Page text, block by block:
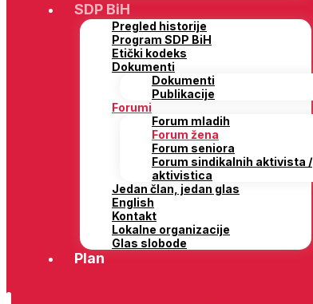
SDP BiH
Pregled historije
Program SDP BiH
Etički kodeks
Dokumenti
Dokumenti
Publikacije
Forumi
Forum mladih
Forum žena
Forum seniora
Forum sindikalnih aktivista /
aktivistica
Jedan član, jedan glas
English
Kontakt
Lokalne organizacije
Glas slobode
Plan